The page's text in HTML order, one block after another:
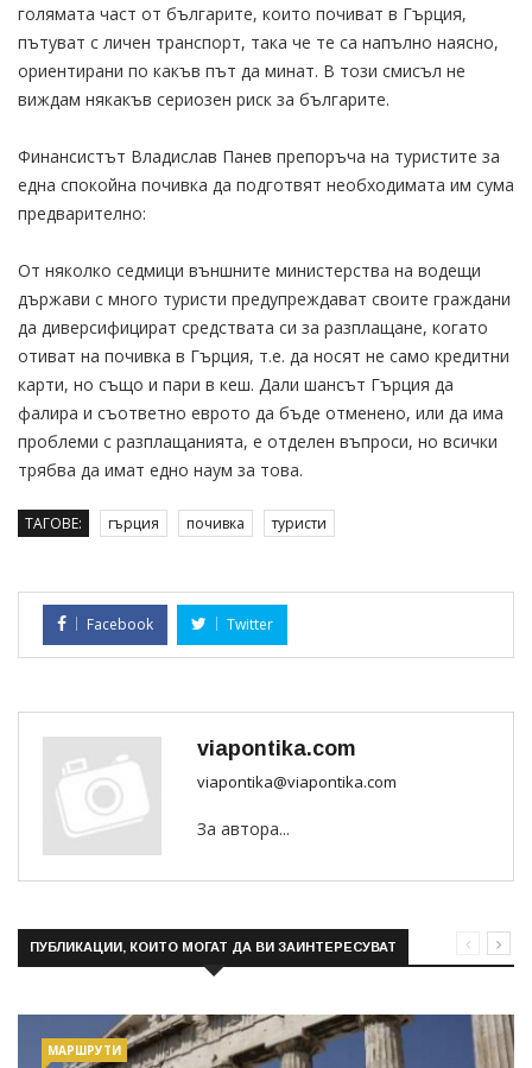
голямата част от българите, които почиват в Гърция,
пътуват с личен транспорт, така че те са напълно наясно,
ориентирани по какъв път да минат. В този смисъл не
виждам някакъв сериозен риск за българите.
Финансистът Владислав Панев препоръча на туристите за
една спокойна почивка да подготвят необходимата им сума
предварително:
От няколко седмици външните министерства на водещи
държави с много туристи предупреждават своите граждани
да диверсифицират средствата си за разплащане, когато
отиват на почивка в Гърция, т.е. да носят не само кредитни
карти, но също и пари в кеш. Дали шансът Гърция да
фалира и съответно еврото да бъде отменено, или да има
проблеми с разплащанията, е отделен въпроси, но всички
трябва да имат едно наум за това.
ТАГОВЕ: гърция почивка туристи
Facebook Twitter
viapontika.com
viapontika@viapontika.com
За автора...
ПУБЛИКАЦИИ, КОИТО МОГАТ ДА ВИ ЗАИНТЕРЕСУВАТ
МАРШРУТИ